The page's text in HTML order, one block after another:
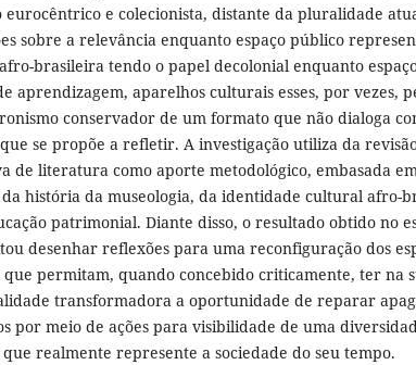
eurocêntrico e colecionista, distante da pluralidade
sobre a relevância enquanto espaço público
brasileira tendo o papel decolonial enquanto
aprendizagem, aparelhos culturais esses, por vezes,
conservador de um formato que não dialoga
se propõe a refletir. A investigação utiliza da
de literatura como aporte metodológico, embasada
história da museologia, da identidade cultural afro-
patrimonial. Diante disso, o resultado obtido no
desenhar reflexões para uma reconfiguração dos
que permitam, quando concebido criticamente, ter na
transformadora a oportunidade de reparar
por meio de ações para visibilidade de uma
realmente represente a sociedade do seu tempo.